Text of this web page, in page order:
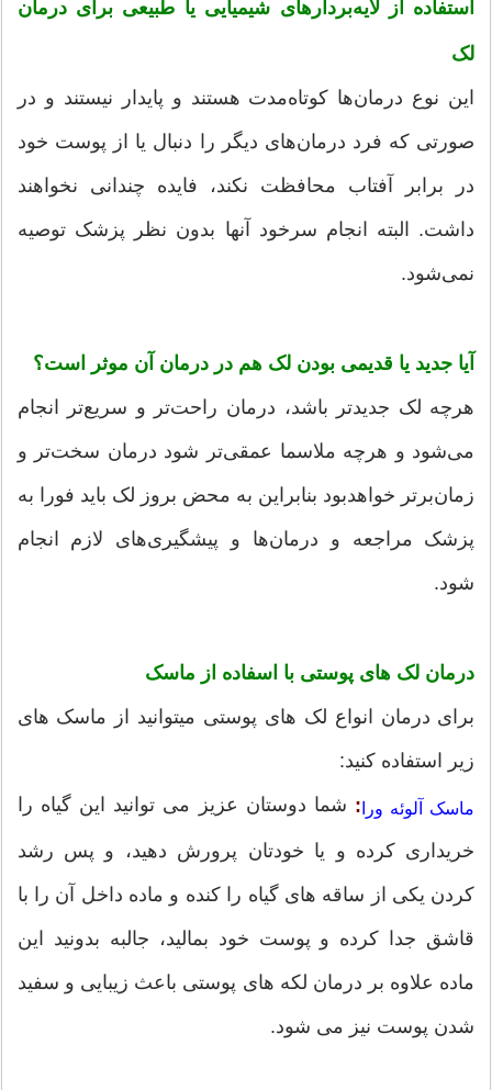
استفاده از لایه‌بردارهای شیمیایی یا طبیعی برای درمان
لک
این نوع درمان‌ها کوتاه‌مدت هستند و پایدار نیستند و در
صورتی که فرد درمان‌های دیگر را دنبال یا از پوست خود
در برابر آفتاب محافظت نکند، فایده چندانی نخواهند
داشت. البته انجام سرخود آنها بدون نظر پزشک توصیه
نمی‌شود.
آیا جدید یا قدیمی بودن لک هم در درمان آن موثر است؟
هرچه لک جدید‌تر باشد، درمان راحت‌تر و سریع‌تر انجام
می‌شود و هرچه ملاسما عمقی‌تر شود درمان سخت‌تر و
زمان‌بر‌تر خواهدبود بنابراین به محض بروز لک باید فورا به
پزشک مراجعه و درمان‌ها و پیشگیری‌های لازم انجام
شود.
درمان لک های پوستی با اسفاده از ماسک
برای درمان انواع لک های پوستی می‎توانید از ماسک های
زیر استفاده کنید:
ماسک آلوئه ورا : شما دوستان عزیز می توانید این گیاه را
خریداری کرده و یا خودتان پرورش دهید، و پس رشد
کردن یکی از ساقه های گیاه را کنده و ماده داخل آن را با
قاشق جدا کرده و پوست خود بمالید، جالبه بدونید این
ماده علاوه بر درمان لکه های پوستی باعث زیبایی و سفید
شدن پوست نیز می شود.